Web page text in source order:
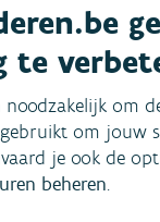
voor
te
noodzakelijk om
om jouw
je ook de
beheren.